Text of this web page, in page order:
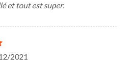
et tout est super.
2021